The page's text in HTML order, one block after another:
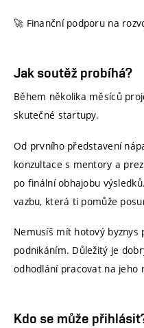
🚀 Finanční podporu na
Jak soutěž probíhá?
Během několika měsíců
skutečné startupy.
Od prvního představení
konzultace s mentory a
po finální obhajobu
vazbu, která ti pomůže
Nemusíš mít hotový byznys
podnikáním. Důležitý je
odhodlání pracovat na jeho
Kdo se může